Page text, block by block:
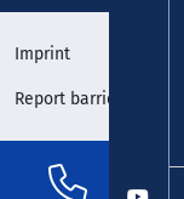
Imprint
Report barrier